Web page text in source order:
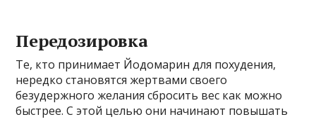
Передозировка
Те, кто принимает Йодомарин для похудения,
нередко становятся жертвами своего
безудержного желания сбросить вес как можно
быстрее. С этой целью они начинают повышать